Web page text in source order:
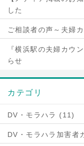
した
ご相談者の声～夫婦
『横浜駅の夫婦カウ
らせ
カテゴリ
DV・モラハラ (11)
DV・モラハラ加害者